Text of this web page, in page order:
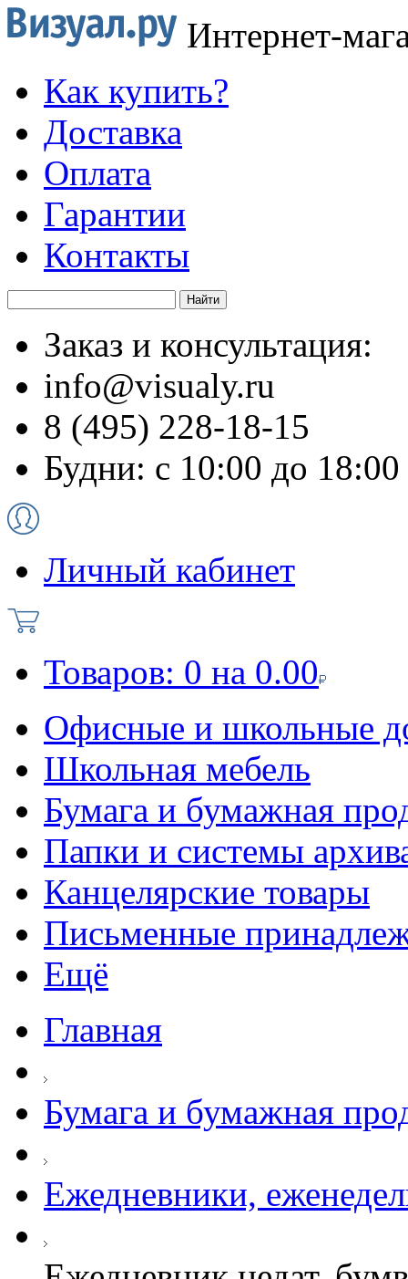
Интернет-
Как купить?
Доставка
Оплата
Гарантии
Контакты
Заказ и консультация:
info@visualy.ru
8 (495) 228-18-15
Будни: с 10:00 до 18:00
Личный кабинет
Товаров: 0 на 0.00
Офисные и школьные
Школьная мебель
Бумага и бумажная
Папки и системы
Канцелярские товары
Письменные
Ещё
Главная
Бумага и бумажная
Ежедневники,